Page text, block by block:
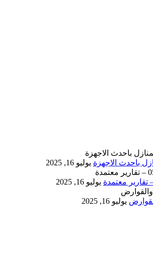
يوليو 16, 2025
يوليو 16, 2025
يوليو 16, 2025